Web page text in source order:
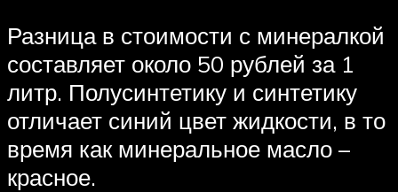
Разница в стоимости с минералкой
составляет около 50 рублей за 1
литр. Полусинтетику и синтетику
отличает синий цвет жидкости, в то
время как минеральное масло –
красное.